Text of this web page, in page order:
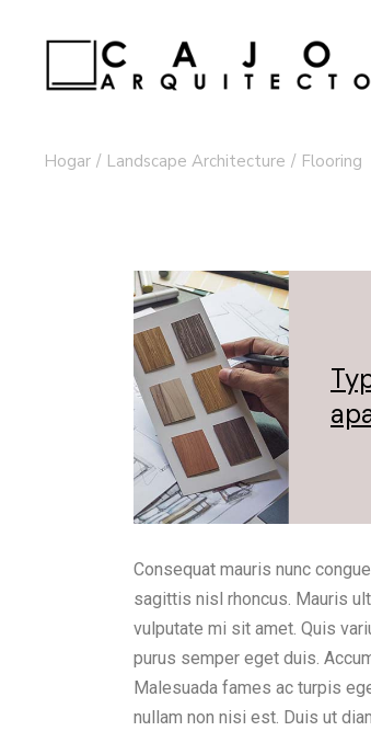
Hogar Landscape Architecture Flooring
Consequat mauris nunc
sagittis nisl rhoncus. Mauris
vulputate mi sit amet. Quis
purus semper eget duis.
Malesuada fames ac turpis
nullam non nisi est. Duis ut